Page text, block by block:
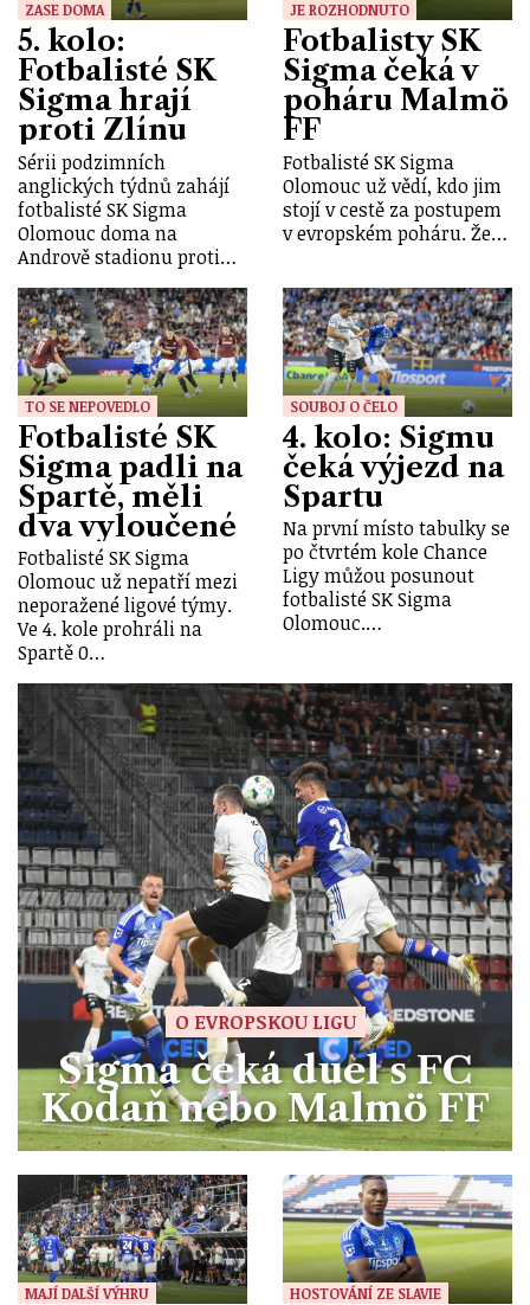
ZASE DOMA
5. kolo:
Fotbalisté SK
Sigma hrají
proti Zlínu
Sérii podzimních
anglických týdnů zahájí
fotbalisté SK Sigma
Olomouc doma na
Andrově stadionu proti…
JE ROZHODNUTO
Fotbalisty SK
Sigma čeká v
poháru Malmö
FF
Fotbalisté SK Sigma
Olomouc už vědí, kdo jim
stojí v cestě za postupem
v evropském poháru. Že…
TO SE NEPOVEDLO
Fotbalisté SK
Sigma padli na
Spartě, měli
dva vyloučené
Fotbalisté SK Sigma
Olomouc už nepatří mezi
neporažené ligové týmy.
Ve 4. kole prohráli na
Spartě 0…
SOUBOJ O ČELO
4. kolo: Sigmu
čeká výjezd na
Spartu
Na první místo tabulky se
po čtvrtém kole Chance
Ligy můžou posunout
fotbalisté SK Sigma
Olomouc.…
O EVROPSKOU LIGU
Sigma čeká duel s FC
Kodaň nebo Malmö FF
MAJÍ DALŠÍ VÝHRU HOSTOVÁNÍ ZE SLAVIE